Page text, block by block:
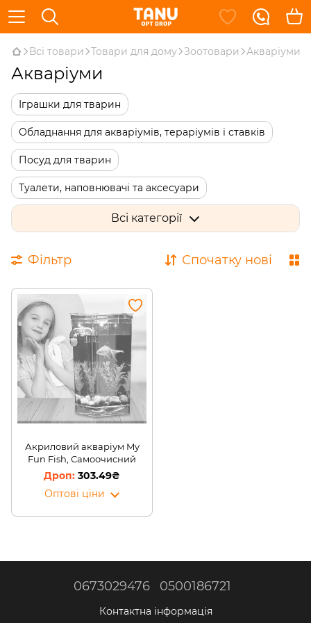
Всі товари Товари для дому Зоотовари Акваріуми
Акваріуми
Іграшки для тварин
Обладнання для акваріумів, тераріумів і ставків
Посуд для тварин
Туалети, наповнювачі та аксесуари
Інструменти для грумінгу
Акваріуми Спальні місця, переноски, будки
Всі категорії
Фільтр Спочатку нові
Акриловий акваріум My
Fun Fish, Самоочисний
303.49₴
Оптові ціни
0673029476 0500186721
Контактна інформація